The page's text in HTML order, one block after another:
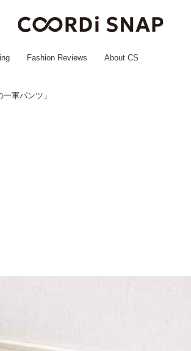
Fashion Reviews About CS
軍パンツ」